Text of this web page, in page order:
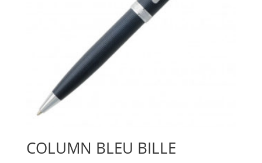
COLUMN BLEU BILLE